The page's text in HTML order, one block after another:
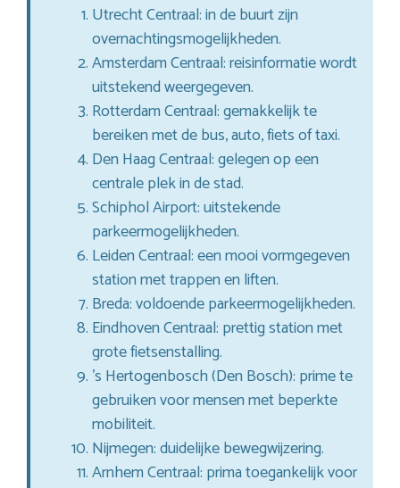
Utrecht Centraal: in de buurt zijn
overnachtingsmogelijkheden.
Amsterdam Centraal: reisinformatie wordt
uitstekend weergegeven.
Rotterdam Centraal: gemakkelijk te
bereiken met de bus, auto, fiets of taxi.
Den Haag Centraal: gelegen op een
centrale plek in de stad.
Schiphol Airport: uitstekende
parkeermogelijkheden.
Leiden Centraal: een mooi vormgegeven
station met trappen en liften.
Breda: voldoende parkeermogelijkheden.
Eindhoven Centraal: prettig station met
grote fietsenstalling.
’s Hertogenbosch (Den Bosch): prime te
gebruiken voor mensen met beperkte
mobiliteit.
Nijmegen: duidelijke bewegwijzering.
Arnhem Centraal: prima toegankelijk voor